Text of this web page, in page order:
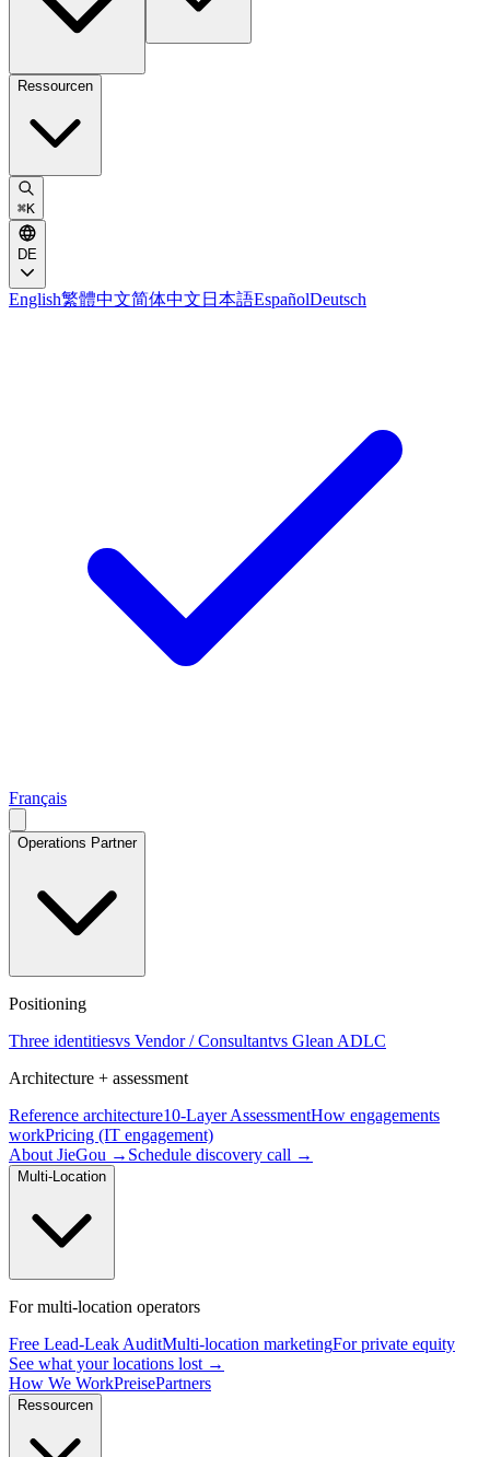
Ressourcen
⌘K
DE
English繁體中文简体中文 日本語EspañolDeutsch
Français
Operations Partner
Positioning
Three identitiesvs Vendor / Consultantvs Glean ADLC
Architecture + assessment
Reference architecture10-Layer AssessmentHow engagements
workPricing (IT engagement)
About JieGou → Schedule discovery call →
Multi-Location
For multi-location operators
Free Lead-Leak AuditMulti-location marketingFor private equity
See what your locations lost →
How We WorkPreisePartners
Ressourcen